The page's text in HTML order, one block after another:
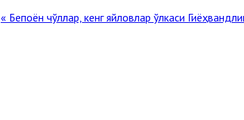
« Бепоён чўллар, кенг яйловлар ўлкаси